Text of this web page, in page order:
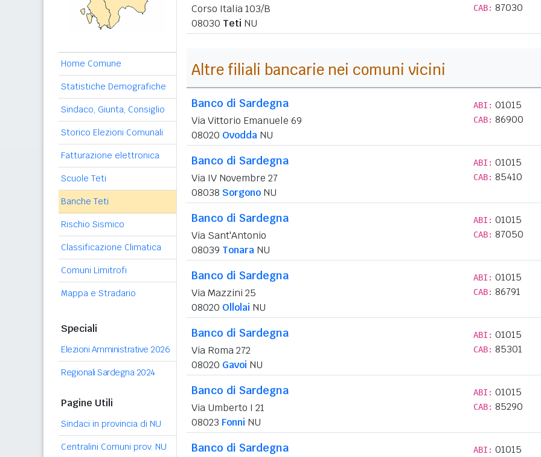
Home Comune
Statistiche Demografiche
Sindaco, Giunta, Consiglio
Storico Elezioni Comunali
Fatturazione elettronica
Scuole Teti
Banche Teti
Rischio Sismico
Classificazione Climatica
Comuni Limitrofi
Mappa e Stradario
Speciali
Elezioni Amministrative 2026
Regionali Sardegna 2024
Pagine Utili
Sindaci in provincia di NU
Centralini Comuni prov. NU
Corso Italia 103/B
08030 Teti NU
CAB: 87030
Altre filiali bancarie nei comuni vicini
Banco di Sardegna
Via Vittorio Emanuele 69
08020 Ovodda NU
ABI: 01015
CAB: 86900
Banco di Sardegna
Via IV Novembre 27
08038 Sorgono NU
ABI: 01015
CAB: 85410
Banco di Sardegna
Via Sant'Antonio
08039 Tonara NU
ABI: 01015
CAB: 87050
Banco di Sardegna
Via Mazzini 25
08020 Ollolai NU
ABI: 01015
CAB: 86791
Banco di Sardegna
Via Roma 272
08020 Gavoi NU
ABI: 01015
CAB: 85301
Banco di Sardegna
Via Umberto I 21
08023 Fonni NU
ABI: 01015
CAB: 85290
Banco di Sardegna ABI: 01015